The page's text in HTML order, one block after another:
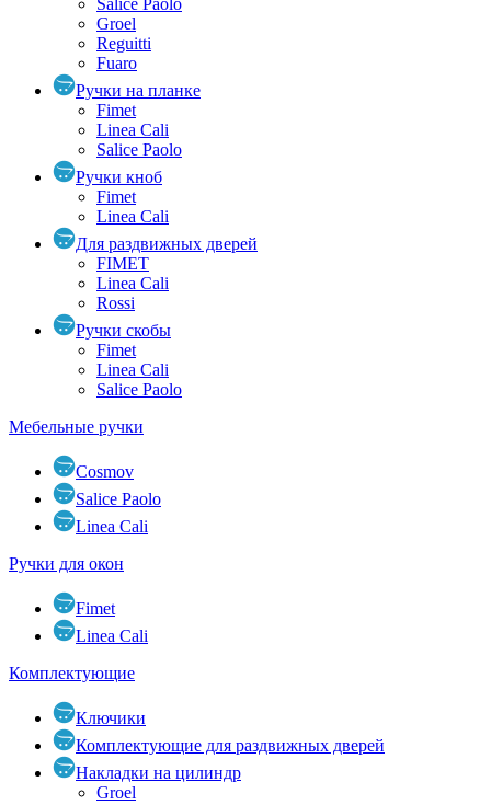
Groel
Reguitti
Fuaro
Ручки на планке
Fimet
Linea Cali
Salice Paolo
Ручки кноб
Fimet
Linea Cali
Для раздвижных дверей
FIMET
Linea Cali
Rossi
Ручки скобы
Fimet
Linea Cali
Salice Paolo
Мебельные ручки
Cosmov
Salice Paolo
Linea Cali
Ручки для окон
Fimet
Linea Cali
Комплектующие
Ключики
Комплектующие для раздвижных дверей
Накладки на цилиндр
Groel